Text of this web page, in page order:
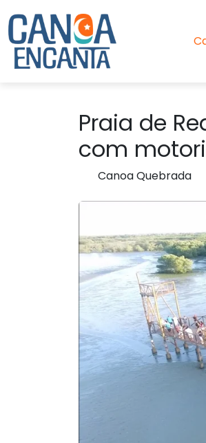
Praia de
com
Canoa Quebrada